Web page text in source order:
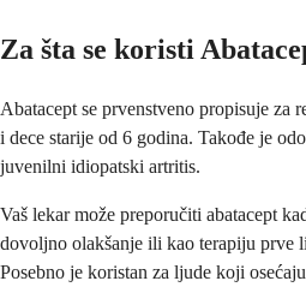
Za šta se koristi
Abatacept se prvenstveno propisuje za
i dece starije od 6 godina. Takođe je
juvenilni idiopatski artritis.
Vaš lekar može preporučiti abatacept
dovoljno olakšanje ili kao terapiju prve
Posebno je koristan za ljude koji